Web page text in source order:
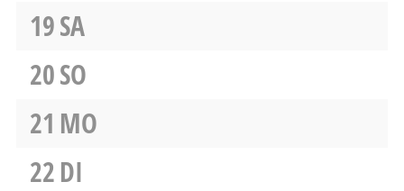
19SA
20SO
21 MO
22DI